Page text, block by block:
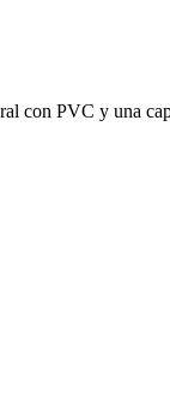
con PVC y una